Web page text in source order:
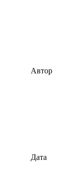
Автор
Дата